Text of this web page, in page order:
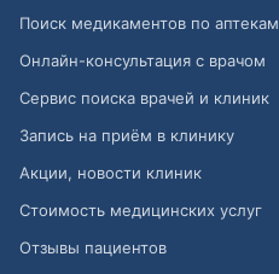
Поиск медикаментов по аптекам
Онлайн-консультация с врачом
Сервис поиска врачей и клиник
Запись на приём в клинику
Акции, новости клиник
Стоимость медицинских услуг
Отзывы пациентов